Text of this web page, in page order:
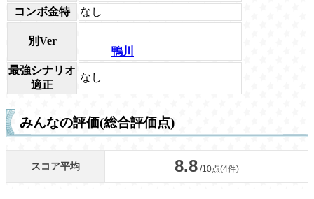
コンボ金特
なし
別Ver
鴨川
最強シナリオ
適正
なし
みんなの評価(総合評価点)